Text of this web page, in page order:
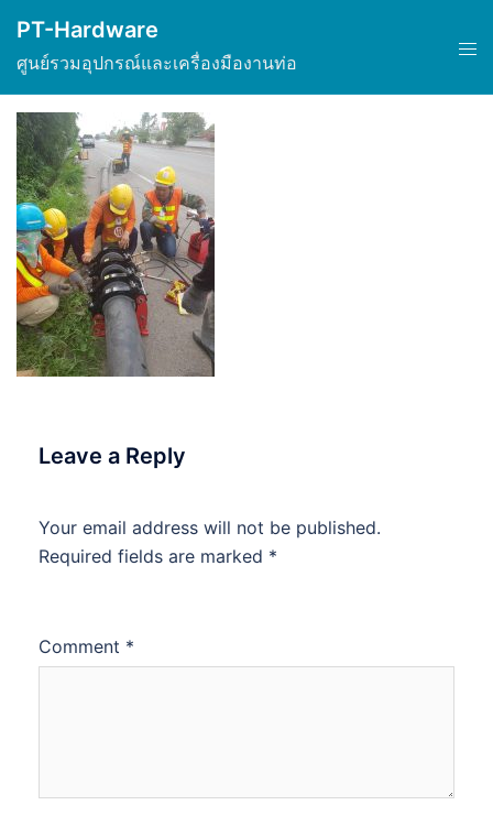
content
PT-Hardware
ศูนย์รวมอุปกรณ์และเครื่องมืองานท่อ
Leave a Reply
Your email address will not be published.
Required fields are marked *
Comment *